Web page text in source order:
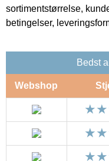
sortimentstørrelse,
betingelser,
Bedst
Webshop